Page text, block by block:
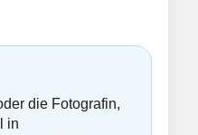
die Fotografin,
in